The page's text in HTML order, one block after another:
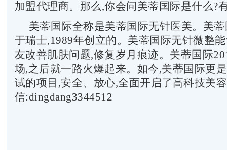
加盟代理商。那么,你会问美蒂国际是什么?
美蒂国际全称是美蒂国际无针医美。美
于瑞士,1989年创立的。美蒂国际无针微整
友改善肌肤问题,修复岁月痕迹。美蒂国际
场,之后就一路火爆起来。如今,美蒂国际更
试的项目,安全、放心,全面开启了高科技美
信:dingdang3344512